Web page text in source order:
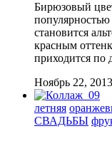
Бирюзовый
становится
красным
приходится
Ноябрь 22, 2013
летняя
СВАДЬБЫ